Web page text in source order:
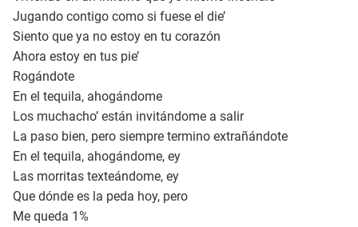
Jugando contigo como si fuese el die’
Siento que ya no estoy en tu corazón
Ahora estoy en tus pie’
Rogándote
En el tequila, ahogándome
Los muchacho’ están invitándome a salir
La paso bien, pero siempre termino extrañándote
En el tequila, ahogándome, ey
Las morritas texteándome, ey
Que dónde es la peda hoy, pero
Me queda 1%